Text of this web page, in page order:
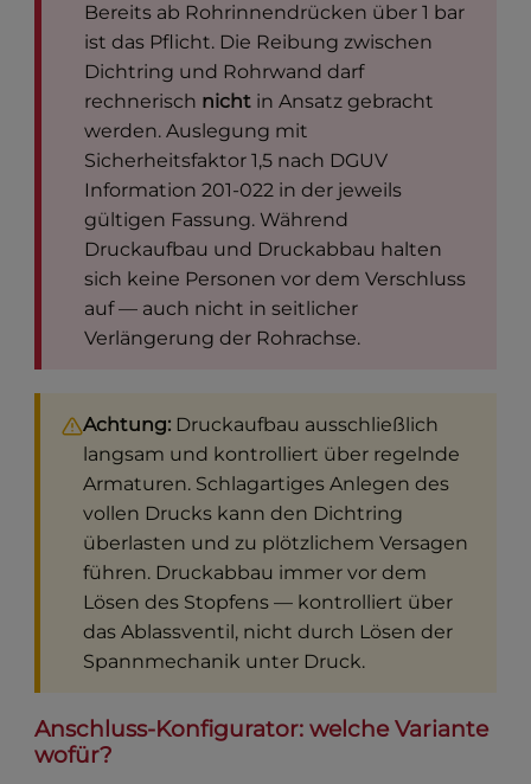
Bereits ab Rohrinnendrücken über 1 bar
ist das Pflicht. Die Reibung zwischen
Dichtring und Rohrwand darf
rechnerisch nicht in Ansatz gebracht
werden. Auslegung mit
Sicherheitsfaktor 1,5 nach DGUV
Information 201-022 in der jeweils
gültigen Fassung. Während
Druckaufbau und Druckabbau halten
sich keine Personen vor dem Verschluss
auf — auch nicht in seitlicher
Verlängerung der Rohrachse.
Achtung: Druckaufbau ausschließlich
langsam und kontrolliert über regelnde
Armaturen. Schlagartiges Anlegen des
vollen Drucks kann den Dichtring
überlasten und zu plötzlichem Versagen
führen. Druckabbau immer vor dem
Lösen des Stopfens — kontrolliert über
das Ablassventil, nicht durch Lösen der
Spannmechanik unter Druck.
Anschluss-Konfigurator: welche Variante
wofür?